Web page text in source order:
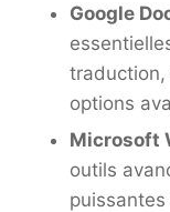
Google
traduction,
options
Microsoft
outils